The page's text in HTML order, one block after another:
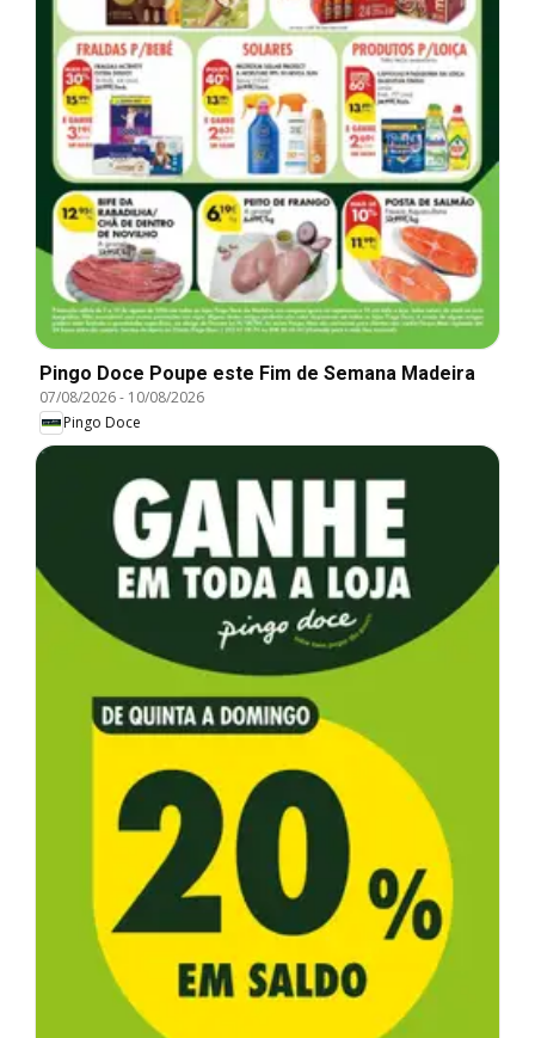
Pingo Doce Poupe este Fim de Semana Madeira
07/08/2026- 10/08/2026
Pingo Doce